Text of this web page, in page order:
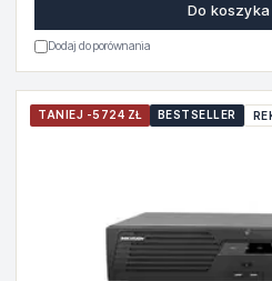
Do koszyka
Dodaj do porównania
TANIEJ -5724 ZŁ BESTSELLER